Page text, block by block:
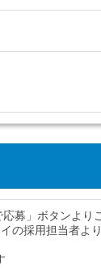
募」ボタンより
の採用担当者よ